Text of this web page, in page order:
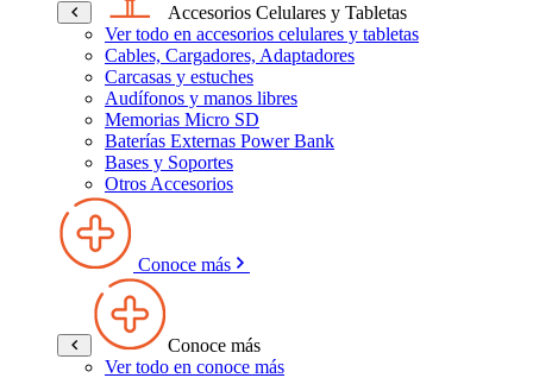
Accesorios Celulares y Tabletas
Ver todo en accesorios celulares y tabletas
Cables, Cargadores, Adaptadores
Carcasas y estuches
Audífonos y manos libres
Memorias Micro SD
Baterías Externas Power Bank
Bases y Soportes
Otros Accesorios
Conoce más
Conoce más
Ver todo en conoce más